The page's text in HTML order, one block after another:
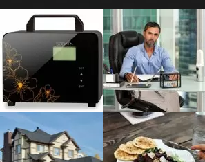
Предметная
фотосъемка для
каталога
Портретная
фотосъемка - Бизнес-
портрет
Фотосъемка жилой и
коммерческой
недвижимости
Фуд-фотосъемка еды
и напитков для меню